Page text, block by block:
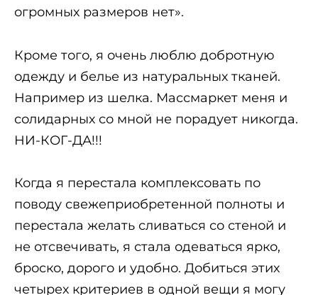
огромных размеров нет».
Кроме того, я очень люблю добротную
одежду и белье из натуральных тканей.
Например из шелка. Массмаркет меня и
солидарных со мной не порадует никогда.
НИ-КОГ-ДА!!!
Когда я перестала комплексовать по
поводу свежеприобретенной полноты и
перестала желать сливаться со стеной и
не отсвечивать, я стала одеваться ярко,
броско, дорого и удобно. Добиться этих
четырех критериев в одной вещи я могу